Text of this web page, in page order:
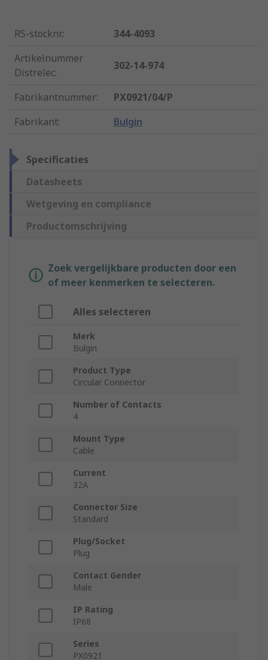
RS-stocknr.:
344-4093
Artikelnummer
Distrelec:
302-14-974
Fabrikantnummer:
PX0921/04/P
Fabrikant: Bulgin
Specificaties
Datasheets
Wetgeving en compliance
Productomschrijving
Zoek vergelijkbare producten door een
of meer kenmerken te selecteren.
Alles selecteren
Merk
Bulgin
Product Type
Circular Connector
Number of Contacts
4
Mount Type
Cable
Current
32A
Connector Size
Standard
Plug/Socket
Plug
Contact Gender
Male
IP Rating
IP68
Series
PX0921